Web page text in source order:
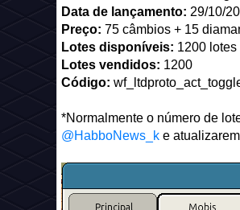
Data de lançamento: 29/10/
Preço: 75 câmbios + 15
Lotes disponíveis: 1200 lotes
Lotes vendidos: 1200
Código:
*Normalmente o número de
@HabboNews_k e